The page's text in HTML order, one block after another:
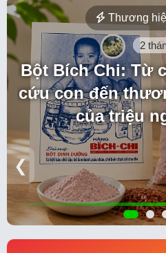
Thương
2
Bột Bích Chi: Từ
cứu con đến
của triệu
❮